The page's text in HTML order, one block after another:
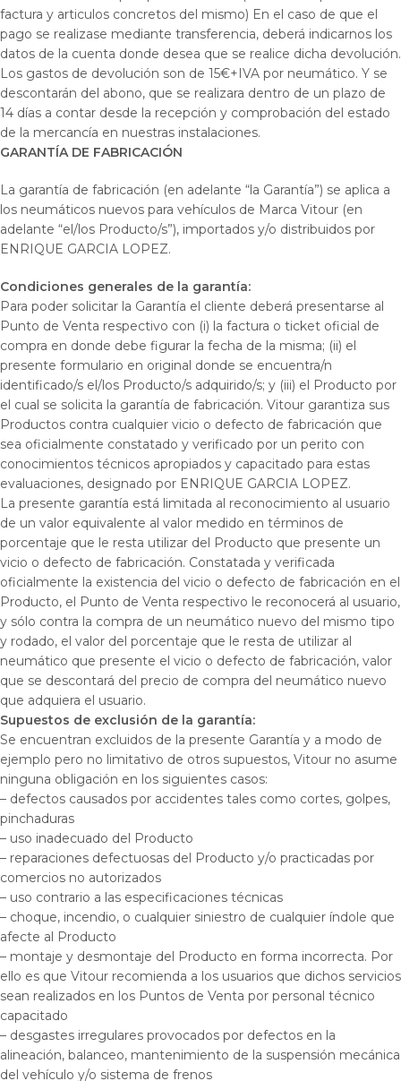
factura y articulos concretos del mismo) En el caso de que el
pago se realizase mediante transferencia, deberá indicarnos los
datos de la cuenta donde desea que se realice dicha devolución.
Los gastos de devolución son de 15€+IVA por neumático. Y se
descontarán del abono, que se realizara dentro de un plazo de
14 días a contar desde la recepción y comprobación del estado
de la mercancía en nuestras instalaciones.
GARANTÍADE FABRICACIÓN
La garantía de fabricación (en adelante “la Garantía”) se aplica a
los neumáticos nuevos para vehículos de Marca Vitour (en
adelante “el/los Producto/s”), importados y/o distribuidos por
ENRIQUE GARCIA LOPEZ.
Condiciones generales de la garantía:
Para poder solicitar la Garantía el cliente deberá presentarse al
Punto de Venta respectivo con (i) la factura o ticket oficial de
compra en donde debe figurar la fecha de la misma; (ii) el
presente formulario en original donde se encuentra/n
identificado/s el/los Producto/s adquirido/s; y (iii) el Producto por
el cual se solicita la garantía de fabricación. Vitour garantiza sus
Productos contra cualquier vicio o defecto de fabricación que
sea oficialmente constatado y verificado por un perito con
conocimientos técnicos apropiados y capacitado para estas
evaluaciones, designado por ENRIQUE GARCIA LOPEZ.
La presente garantía está limitada al reconocimiento al usuario
de un valor equivalente al valor medido en términos de
porcentaje que le resta utilizar del Producto que presente un
vicio o defecto de fabricación. Constatada y verificada
oficialmente la existencia del vicio o defecto de fabricación en el
Producto, el Punto de Venta respectivo le reconocerá al usuario,
y sólo contra la compra de un neumático nuevo del mismo tipo
y rodado, el valor del porcentaje que le resta de utilizar al
neumático que presente el vicio o defecto de fabricación, valor
que se descontará del precio de compra del neumático nuevo
que adquiera el usuario.
Supuestos de exclusión de la garantía:
Se encuentran excluidos de la presente Garantía y a modo de
ejemplo pero no limitativo de otros supuestos, Vitour no asume
ninguna obligación en los siguientes casos:
– defectos causados por accidentes tales como cortes, golpes,
pinchaduras
– uso inadecuado del Producto
– reparaciones defectuosas del Producto y/o practicadas por
comercios no autorizados
– uso contrario a las especificaciones técnicas
– choque, incendio, o cualquier siniestro de cualquier índole que
afecte al Producto
– montaje y desmontaje del Producto en forma incorrecta. Por
ello es que Vitour recomienda a los usuarios que dichos servicios
sean realizados en los Puntos de Venta por personal técnico
capacitado
– desgastes irregulares provocados por defectos en la
alineación, balanceo, mantenimiento de la suspensión mecánica
del vehículo y/o sistema de frenos